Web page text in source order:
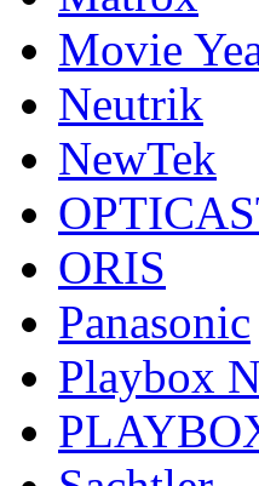
Movie
Neutrik
NewTek
ORIS
Panasonic
Playbox